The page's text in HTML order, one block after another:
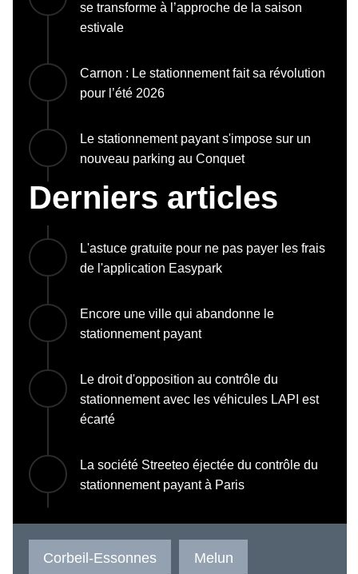
se transforme à l’approche de la saison
estivale
Carnon : Le stationnement fait sa révolution
pour l’été 2026
Le stationnement payant s'impose sur un
nouveau parking au Conquet
Derniers articles
L'astuce gratuite pour ne pas payer les frais
de l'application Easypark
Encore une ville qui abandonne le
stationnement payant
Le droit d'opposition au contrôle du
stationnement avec les véhicules LAPI est
écarté
La société Streeteo éjectée du contrôle du
stationnement payant à Paris
Corbeil-Essonnes Melun